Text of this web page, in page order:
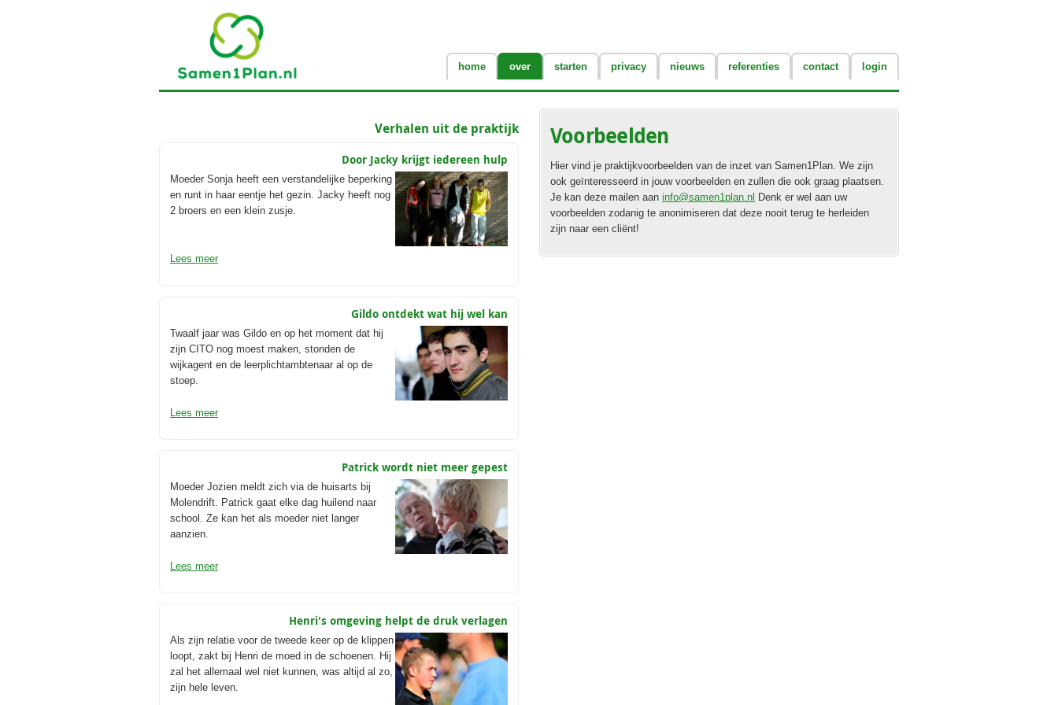
home over starten privacy nieuws referenties contact login
Voorbeelden
Hier vind je praktijkvoorbeelden van de inzet van Samen1Plan. We zijn
ook geïnteresseerd in jouw voorbeelden en zullen die ook graag plaatsen.
Je kan deze mailen aan info@samen1plan.nl Denk er wel aan uw
voorbeelden zodanig te anonimiseren dat deze nooit terug te herleiden
zijn naar een cliënt!
Verhalen uit de praktijk
Door Jacky krijgt iedereen hulp
Moeder Sonja heeft een verstandelijke beperking
en runt in haar eentje het gezin. Jacky heeft nog
2 broers en een klein zusje.
Lees meer
Gildo ontdekt wat hij wel kan
Twaalf jaar was Gildo en op het moment dat hij
zijn CITO nog moest maken, stonden de
wijkagent en de leerplichtambtenaar al op de
stoep.
Lees meer
Patrick wordt niet meer gepest
Moeder Jozien meldt zich via de huisarts bij
Molendrift. Patrick gaat elke dag huilend naar
school. Ze kan het als moeder niet langer
aanzien.
Lees meer
Henri's omgeving helpt de druk verlagen
Als zijn relatie voor de tweede keer op de klippen
loopt, zakt bij Henri de moed in de schoenen. Hij
zal het allemaal wel niet kunnen, was altijd al zo,
zijn hele leven.